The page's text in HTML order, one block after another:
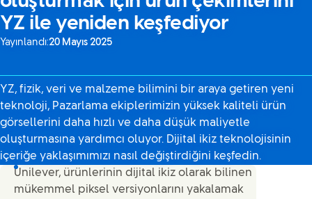
YZ ile yeniden keşfediyor
Yayınlandı:20 Mayıs 2025
YZ, fizik, veri ve malzeme bilimini bir araya getiren yeni
teknoloji, Pazarlama ekiplerimizin yüksek kaliteli ürün
görsellerini daha hızlı ve daha düşük maliyetle
oluşturmasına yardımcı oluyor. Dijital ikiz teknolojisinin
içeriğe yaklaşımımızı nasıl değiştirdiğini keşfedin.
Unilever, ürünlerinin dijital ikiz olarak bilinen
mükemmel piksel versiyonlarını yakalamak